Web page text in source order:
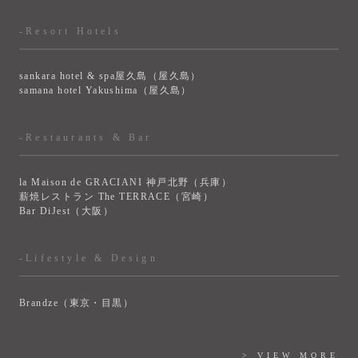
-Resort Hotels
sankara hotel & spa屋久島（屋久島）
samana hotel Yakushima（屋久島）
-Restaurants & Bar
la Maison de GRACIANI 神戸北野（兵庫）
薪焼レストラン The TERRACE（宮崎）
Bar DiJest（大阪）
-Lifestyle & Design
Brandze（東京・目黒）
> VIEW MORE